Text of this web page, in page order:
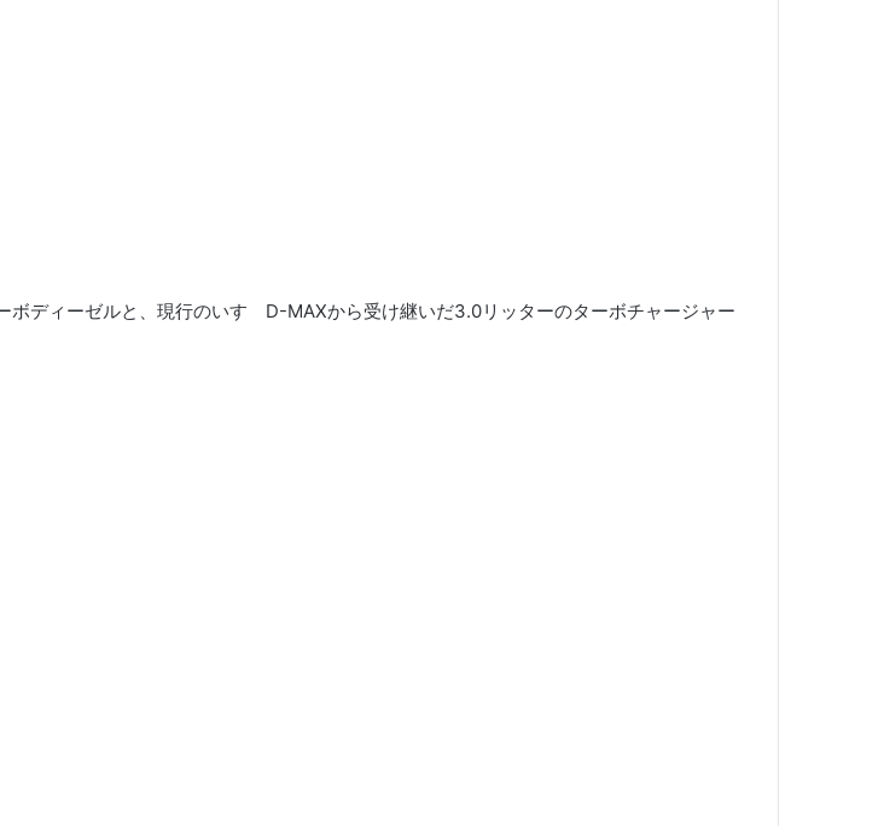
ボディーゼルと、現行のいすゞD-MAXから受け継いだ3.0リッターのターボチャージャー